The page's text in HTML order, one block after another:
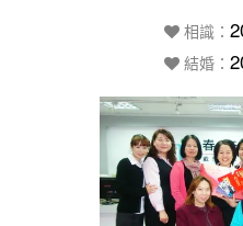
相識：
結婚：